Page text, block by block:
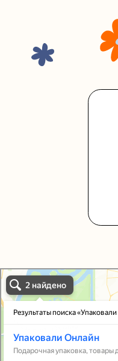
Упаковали Онлайн в Москве
Москва